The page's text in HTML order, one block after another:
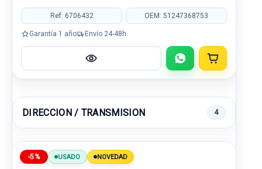
Ref: 6706432 OEM: 51247368753
Garantía 1 año Envío 24-48h
DIRECCION / TRANSMISION 4
-5% USADO NOVEDAD